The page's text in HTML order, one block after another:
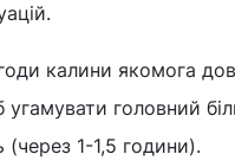
калини якомога
головний
1-1,5 години).